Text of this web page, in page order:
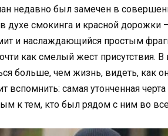
недавно был замечен в
духе смокинга и красной
и наслаждающийся простым
как смелый жест присутствия.
больше, чем жизнь, видеть, как
вспомнить: самая утонченная
к тем, кто был рядом с ним во